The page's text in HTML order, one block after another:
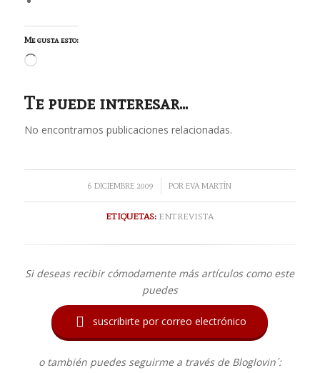
Me gusta esto:
Cargando...
Te puede interesar...
No encontramos publicaciones relacionadas.
6 DICIEMBRE 2009
/ POREVA MARTÍN
ETIQUETAS: ENTREVISTA
Si deseas recibir cómodamente más artículos como este
puedes
 suscribirte por correo electrónico
o también puedes seguirme a través de Bloglovin´: